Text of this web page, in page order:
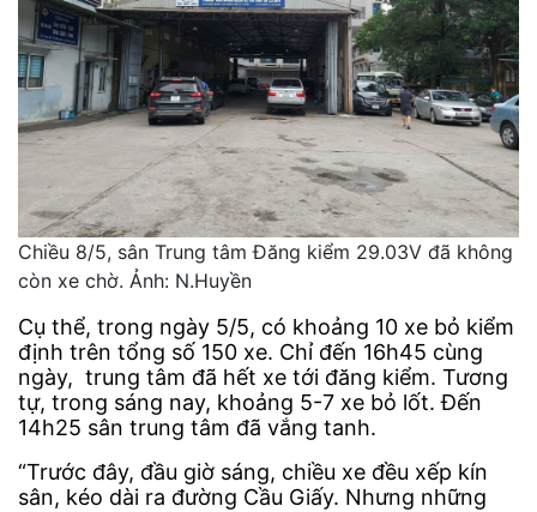
Chiều 8/5, sân Trung tâm Đăng kiểm 29.03V đã không
còn xe chờ. Ảnh: N.Huyền
Cụ thể, trong ngày 5/5, có khoảng 10 xe bỏ kiểm
định trên tổng số 150 xe. Chỉ đến 16h45 cùng
ngày, trung tâm đã hết xe tới đăng kiểm. Tương
tự, trong sáng nay, khoảng 5-7 xe bỏ lốt. Đến
14h25 sân trung tâm đã vắng tanh.
“Trước đây, đầu giờ sáng, chiều xe đều xếp kín
sân, kéo dài ra đường Cầu Giấy. Nhưng những